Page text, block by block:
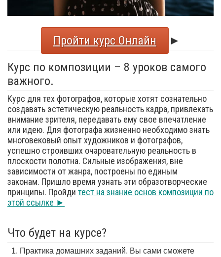
Пройти курс Онлайн
►
Курс по композиции – 8 уроков самого
важного.
Курс для тех фотографов, которые хотят сознательно
создавать эстетическую реальность кадра, привлекать
внимание зрителя, передавать ему свое впечатление
или идею. Для фотографа жизненно необходимо знать
многовековый опыт художников и фотографов,
успешно строивших очаровательную реальность в
плоскости полотна. Сильные изображения, вне
зависимости от жанра, построены по единым
законам. Пришло время узнать эти образотворческие
принципы. Пройди тест на знание основ композиции по
этой ссылке ►
Что будет на курсе?
Практика домашних заданий. Вы сами сможете